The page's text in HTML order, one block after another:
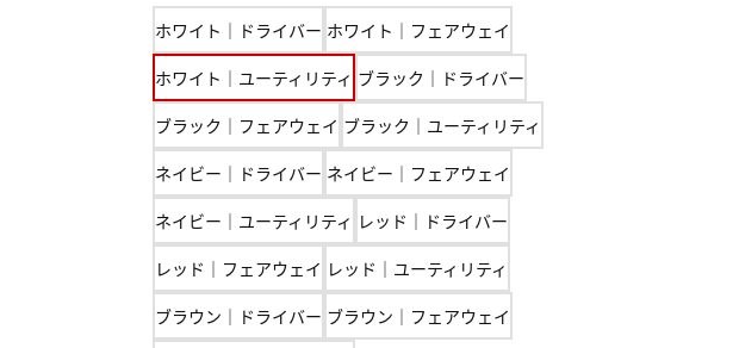
ホワイト｜ドライバー ホワイト｜フェアウェイ
ホワイト｜ユーティリティ ブラック｜ドライバー
ブラック｜フェアウェイ ブラック｜ユーティリティ
ネイビー｜ドライバー ネイビー｜フェアウェイ
ネイビー｜ユーティリティ レッド｜ドライバー
レッド｜フェアウェイ レッド｜ユーティリティ
ブラウン｜ドライバー ブラウン｜フェアウェイ